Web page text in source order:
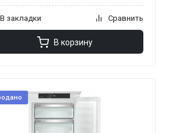
В закладки Сравнить
В корзину